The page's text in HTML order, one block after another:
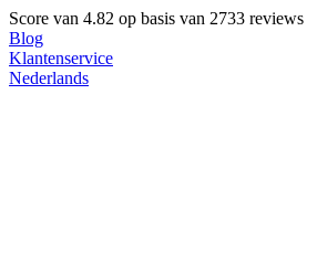
Score van 4.82 op basis van 2733 reviews
Blog
Klantenservice
Nederlands